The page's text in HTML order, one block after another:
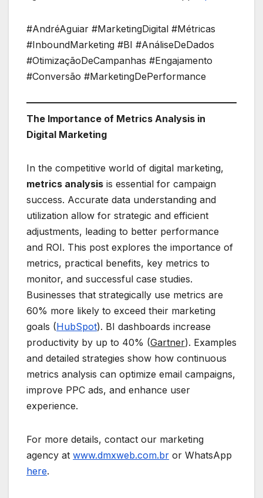
#AndréAguiar #MarketingDigital #Métricas
#InboundMarketing #BI #AnáliseDeDados
#OtimizaçãoDeCampanhas #Engajamento
#Conversão #MarketingDePerformance
The Importance of Metrics Analysis in
Digital Marketing
In the competitive world of digital marketing,
metrics analysis is essential for campaign
success. Accurate data understanding and
utilization allow for strategic and efficient
adjustments, leading to better performance
and ROI. This post explores the importance of
metrics, practical benefits, key metrics to
monitor, and successful case studies.
Businesses that strategically use metrics are
60% more likely to exceed their marketing
goals (HubSpot). BI dashboards increase
productivity by up to 40% (Gartner). Examples
and detailed strategies show how continuous
metrics analysis can optimize email campaigns,
improve PPC ads, and enhance user
experience.
For more details, contact our marketing
agency at www.dmxweb.com.br or WhatsApp
here.